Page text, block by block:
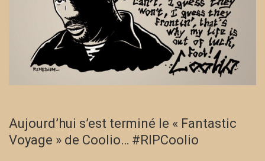
Aujourd’hui s’est terminé le « Fantastic
Voyage » de Coolio… #RIPCoolio